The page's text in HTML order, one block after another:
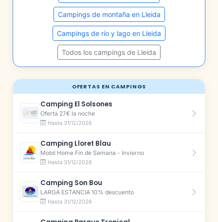
OFERTAS EN CAMPINGS
Camping El Solsones
Oferta 27€ la noche
Hasta 31/12/2026
Camping Lloret Blau
Mobil Home Fin de Semana - Invierno
Hasta 31/12/2026
Camping Son Bou
LARGA ESTANCIA 10% descuento
Hasta 31/12/2026
Campings de montaña en Lleida
Campings de río y lago en Lleida
Todos los campings de Lleida